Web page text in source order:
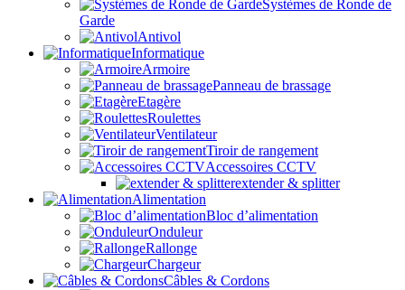
Systèmes de Ronde de
Garde
Antivol
Informatique
Armoire
Panneau de brassage
Etagère
Roulettes
Ventilateur
Tiroir de rangement
Accessoires CCTV
extender & splitter
Alimentation
Bloc d’alimentation
Onduleur
Rallonge
Chargeur
Câbles & Cordons